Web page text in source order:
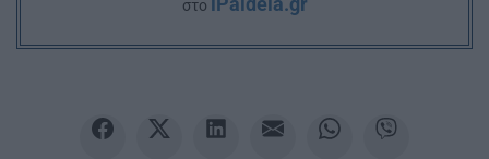
στο iPaideia.gr